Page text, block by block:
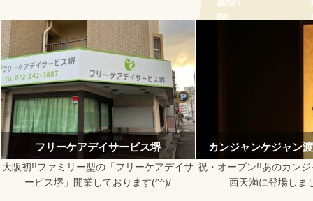
堺
ケアデイサ
す(^^)/
カンジャンケジャン渡 大阪西天満店
祝・オープン!!あのカンジャンケジャン渡が
西天満に登場しました(*´ω｀)
最新設備
を。「